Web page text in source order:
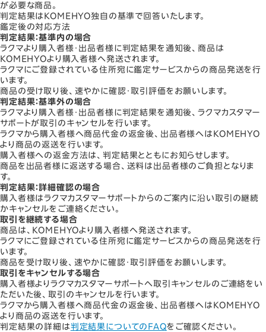
が必要な商品。
判定結果はKOMEHYO独自の基準で回答いたします。
鑑定後の対応方法
判定結果：基準内 の場合
ラクマより購入者様・出品者様に判定結果を通知後、商品は
KOMEHYOより購入者様へ発送されます。
ラクマにご登録されている住所宛に鑑定サービスからの商品発送を行
います。
商品の受け取り後、速やかに確認・取引評価をお願いします。
判定結果：基準外の場合
ラクマより購入者様・出品者様に判定結果を通知後、ラクマカスタマー
サポートが取引のキャンセルを行います。
ラクマから購入者様へ商品代金の返金後、出品者様へはKOMEHYO
より商品の返送を行います。
購入者様への返金方法は、判定結果とともにお知らせします。
商品を出品者様に返送する場合、送料は出品者様のご負担となりま
す。
判定結果：詳細確認の場合
購入者様はラクマカスタマーサポートからのご案内に沿い取引の継続
かキャンセルをご連絡ください。
取引を継続する場合
商品は、KOMEHYOより購入者様へ発送されます。
ラクマにご登録されている住所宛に鑑定サービスからの商品発送を行
います。
商品を受け取り後、速やかに確認・取引評価をお願いします。
取引をキャンセルする場合
購入者様よりラクマカスタマーサポートへ取引キャンセルのご連絡をい
ただいた後、取引のキャンセルを行います。
ラクマから購入者様へ商品代金の返金後、出品者様へはKOMEHYO
より商品の返送を行います。
判定結果の詳細は判定結果についてのFAQをご確認ください。